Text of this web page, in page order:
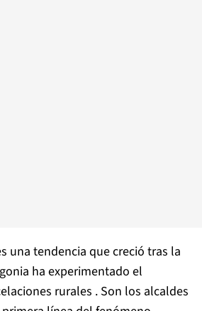
una tendencia que creció tras la
ha experimentado el
rurales . Son los alcaldes